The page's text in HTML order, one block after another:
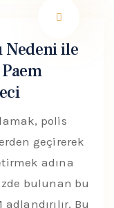
Nedeni ile
polis
geçirerek
adına
bulunan bu
adlandırılır. Bu